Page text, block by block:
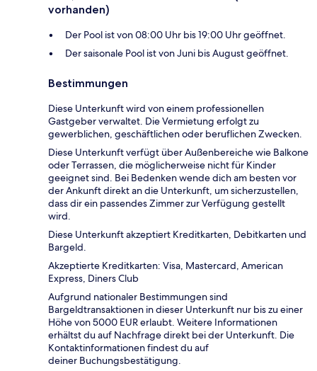
vorhanden)
Der Pool ist von 08:00 Uhr bis 19:00 Uhr geöffnet.
Der saisonale Pool ist von Juni bis August geöffnet.
Bestimmungen
Diese Unterkunft wird von einem professionellen
Gastgeber verwaltet. Die Vermietung erfolgt zu
gewerblichen, geschäftlichen oder beruflichen Zwecken.
Diese Unterkunft verfügt über Außenbereiche wie Balkone
oder Terrassen, die möglicherweise nicht für Kinder
geeignet sind. Bei Bedenken wende dich am besten vor
der Ankunft direkt an die Unterkunft, um sicherzustellen,
dass dir ein passendes Zimmer zur Verfügung gestellt
wird.
Diese Unterkunft akzeptiert Kreditkarten, Debitkarten und
Bargeld.
Akzeptierte Kreditkarten: Visa, Mastercard, American
Express, Diners Club
Aufgrund nationaler Bestimmungen sind
Bargeldtransaktionen in dieser Unterkunft nur bis zu einer
Höhe von 5000 EUR erlaubt. Weitere Informationen
erhältst du auf Nachfrage direkt bei der Unterkunft. Die
Kontaktinformationen findest du auf
deiner Buchungsbestätigung.